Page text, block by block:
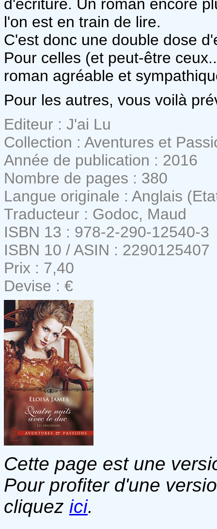
d'écriture. Un roman encore
l'on est en train de lire.
C'est donc une double dose
Pour celles (et peut-être
roman agréable et
Pour les autres, vous voilà
Editeur : J'ai Lu
Collection : Aventures et
Année de publication : 2016
Nombre de pages : 380
Langue originale : Anglais
Traducteur : Godoc, Maud
ISBN 13 : 978-2-290-12540-3
ISBN 10 / ASIN : 2290125407
Prix : 7,40
Devise : €
Cette page est une
Pour profiter d'une
cliquez ici.